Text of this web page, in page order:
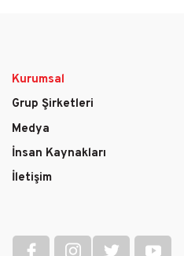
Main
navigation
Kurumsal
Grup Şirketleri
Medya
İnsan Kaynakları
İletişim